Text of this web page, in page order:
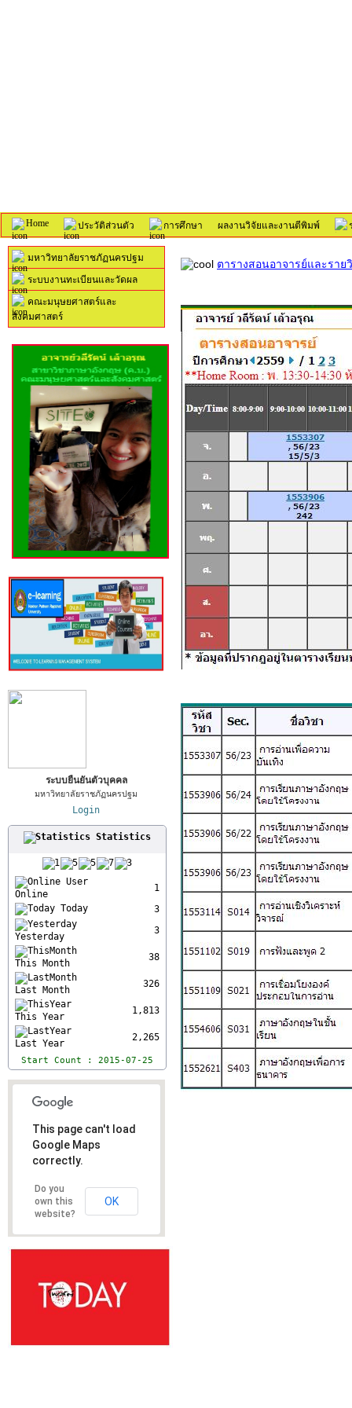
Home ประวัติส่วนตัว การศึกษา ผลงานวิจัยและงานตีพิมพ์
มหาวิทยาลัยราชภัฏนครปฐม
ระบบงานทะเบียนและวัดผล
คณะมนุษยศาสตร์และ
สังคมศาสตร์
ระบบยืนยันตัวบุคคล
มหาวิทยาลัยราชภัฏนครปฐม
Login
Statistics
User
Online
1
Today
3
Yesterday
3
This Month
38
Last Month
326
This Year
1,813
Last Year
2,265
Start Count : 2015-07-25
This page can't load
Google Maps
correctly.
Do you
own this
website?
OK
ตารางสอนอาจารย์และรา